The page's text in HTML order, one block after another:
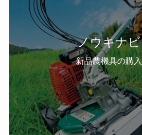
ノウキナビ
新品農機具の購入